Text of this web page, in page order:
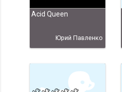
Acid Queen
Юрий Павленко